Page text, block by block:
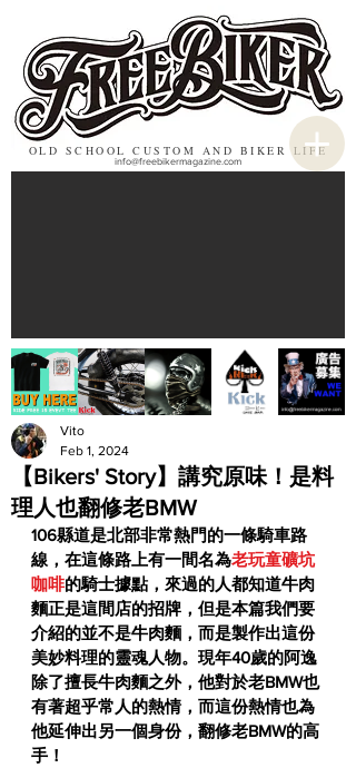
OLD SCHOOL CUSTOM AND BIKER LIFE
info@freebikermagazine.com
【Bikers' Story】講究原味！是料
理人也翻修老BMW
Vito
Feb 1, 2024
106縣道是北部非常熱門的一條騎車路
線，在這條路上有一間名為老玩童礦坑
咖啡的騎士據點，來過的人都知道牛肉
麵正是這間店的招牌，但是本篇我們要
介紹的並不是牛肉麵，而是製作出這份
美妙料理的靈魂人物。現年40歲的阿逸
除了擅長牛肉麵之外，他對於老BMW也
有著超乎常人的熱情，而這份熱情也為
他延伸出另一個身份，翻修老BMW的高
手！